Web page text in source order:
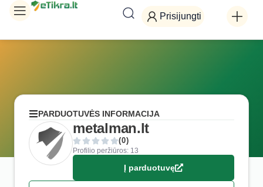
Prisijungti
PARDUOTUVĖS INFORMACIJA
metalman.lt
(0)
Profilio peržiūros: 13
Į parduotuvę